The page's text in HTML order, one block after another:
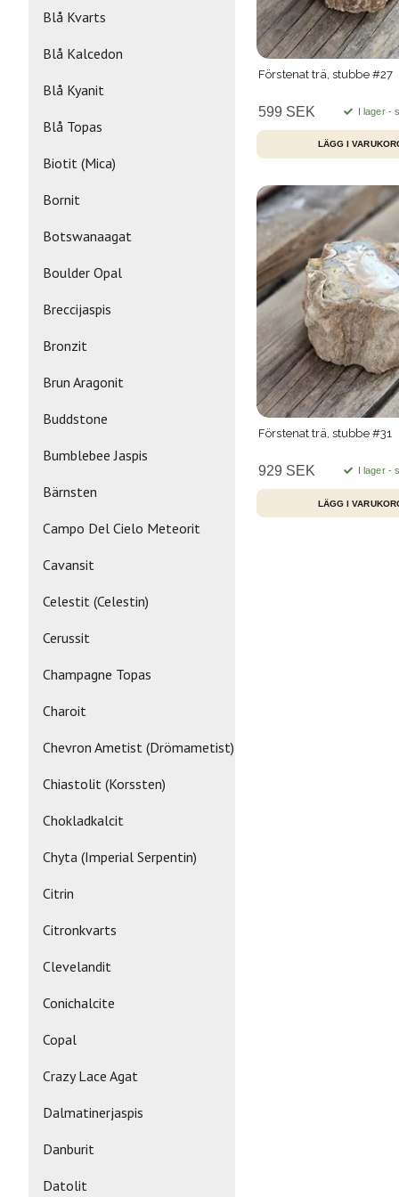
Blå Kvarts
Blå Kalcedon
Blå Kyanit
Blå Topas
Biotit (Mica)
Bornit
Botswanaagat
Boulder Opal
Breccijaspis
Bronzit
Brun Aragonit
Buddstone
Bumblebee Jaspis
Bärnsten
Campo Del Cielo Meteorit
Cavansit
Celestit (Celestin)
Cerussit
Champagne Topas
Charoit
Chevron Ametist (Drömametist)
Chiastolit (Korssten)
Chokladkalcit
Chyta (Imperial Serpentin)
Citrin
Citronkvarts
Clevelandit
Conichalcite
Copal
Crazy Lace Agat
Dalmatinerjaspis
Danburit
Datolit
Förstenat trä, stubbe #27
599 SEK I lager -
Förstenat trä, stubbe #31
929 SEK I lager -